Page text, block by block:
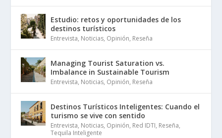
Estudio: retos y oportunidades de los
destinos turísticos
Entrevista, Noticias, Opinión, Reseña
Managing Tourist Saturation vs.
Imbalance in Sustainable Tourism
Entrevista, Noticias, Opinión, Reseña
Destinos Turísticos Inteligentes: Cuando el
turismo se vive con sentido
Entrevista, Noticias, Opinión, Red IDTI, Reseña,
Tequila Inteligente